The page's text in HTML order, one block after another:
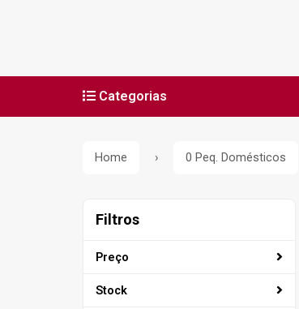
Categorias
Home 0 Peq. Domésticos
Filtros
Preço
Stock